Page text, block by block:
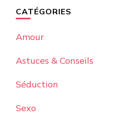
CATÉGORIES
Amour
Astuces & Conseils
Séduction
Sexo